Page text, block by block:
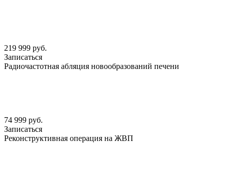
219 999 руб.
Записаться
Радиочастотная абляция новообразований печени
74 999 руб.
Записаться
Реконструктивная операция на ЖВП